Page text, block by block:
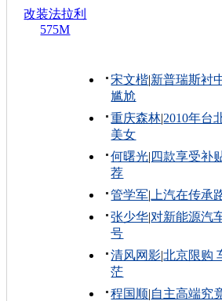
改装法拉利
575M
宋文楷|新普瑞斯衬
尴尬
重庆森林|2010年台
美女
何曙光| 四款享受补
荐
管学军| 上汽在传承
张少华|对新能源汽
号
清风网影|北京限购
茫
程国顺|自主高端究